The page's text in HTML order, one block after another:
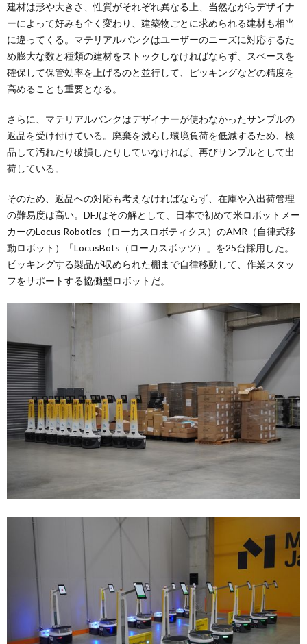
建材は形や大きさ、性質がそれぞれ異なる上、当然ながらデザイナ
ーによって好みも全く変わり、建築物ごとに求められる建材も相当
に違ってくる。マテリアルバンクはユーザーのニーズに対応するた
め膨大な数と種類の建材をストックしなければならず、スペースを
確保して保管効率を上げるのと並行して、ピッキングなどの精度を
高めることも重要となる。
さらに、マテリアルバンクはデザイナーが使わなかったサンプルの
返品を受け付けている。廃棄を減らし環境負荷を低減するため、検
品して汚れたり破損したりしていなければ、再びサンプルとして出
荷している。
そのため、返品への対応も考えなければならず、在庫や入出荷管理
の難易度は高い。DFJはその解として、日本で初めて米ロボットメー
カーのLocus Robotics（ローカスロボティクス）のAMR（自律式移
動ロボット）「LocusBots（ローカスボッツ）」を25台採用した。
ピッキングする製品が収められた棚まで自律移動して、作業スタッ
フをサポートする協働型ロボットだ。